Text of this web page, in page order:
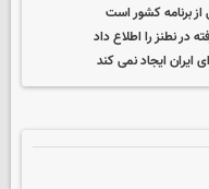
برنامه کشور است
در نطنز را اطلاع داد
ایران ایجاد نمی کند